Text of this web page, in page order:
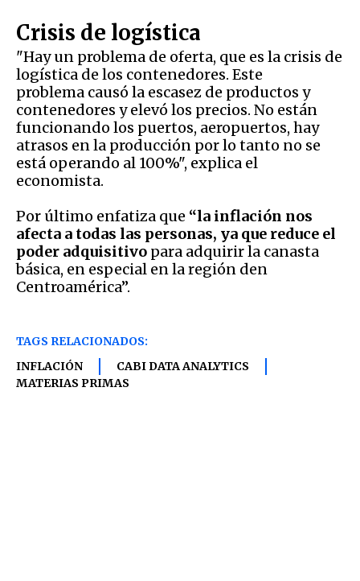
Crisis de logística
"Hay un problema de oferta, que es la crisis de
logística de los contenedores. Este
problema causó la escasez de productos y
contenedores y elevó los precios. No están
funcionando los puertos, aeropuertos, hay
atrasos en la producción por lo tanto no se
está operando al 100%", explica el
economista.
Por último enfatiza que “la inflación nos
afecta a todas las personas, ya que reduce el
poder adquisitivo para adquirir la canasta
básica, en especial en la región den
Centroamérica”.
TAGS RELACIONADOS:
INFLACIÓN
CABI DATA ANALYTICS
MATERIAS PRIMAS